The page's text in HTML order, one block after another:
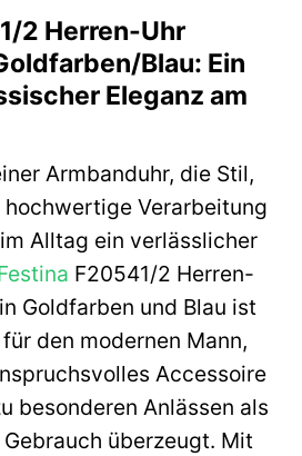
2 Herren-Uhr
Blau: Ein
Eleganz am
Armbanduhr, die Stil,
Verarbeitung
Alltag ein verlässlicher
F20541/2 Herren-
in Goldfarben und Blau ist
den modernen Mann,
Accessoire
besonderen Anlässen als
überzeugt. Mit